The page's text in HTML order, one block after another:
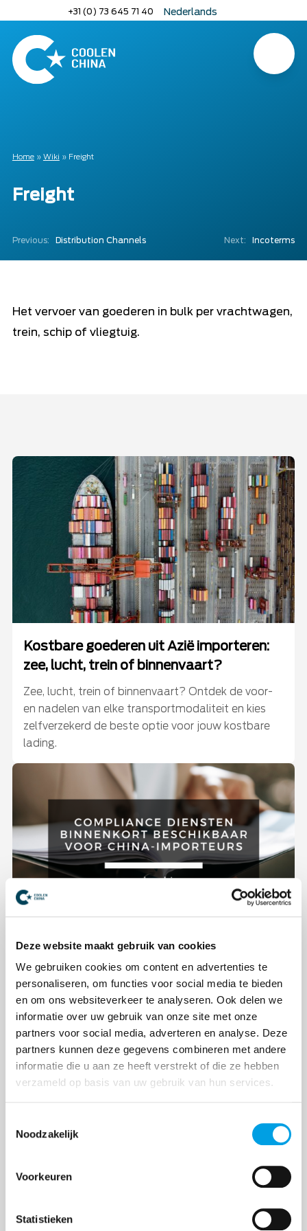
Deze website maakt gebruik van cookies
We gebruiken cookies om content en advertenties te
personaliseren, om functies voor social media te bieden
en om ons websiteverkeer te analyseren. Ook delen we
informatie over uw gebruik van onze site met onze
partners voor social media, adverteren en analyse. Deze
partners kunnen deze gegevens combineren met andere
informatie die u aan ze heeft verstrekt of die ze hebben
verzameld op basis van uw gebruik van hun services.
Noodzakelijk
Voorkeuren
Statistieken
+31 (0) 73 645 71 40
Nederlands
Home Menu
Home» Wiki » Freight
Freight
Previous: Distribution Channels Next: Incoterms
Het vervoer van goederen in bulk per vrachtwagen,
trein, schip of vliegtuig.
Kostbare goederen uit Azië importeren:
zee, lucht, trein of binnenvaart?
Zee, lucht, trein of binnenvaart? Ontdek de voor-
en nadelen van elke transportmodaliteit en kies
zelfverzekerd de beste optie voor jouw kostbare
lading.
Compliance diensten binnenkort
beschikbaar voor China-importeurs
De Europese richtlijnen rondom de veiligheid van
producten worden steeds strenger. Hiermee groeit
de verantwoordelijkheid voor Westerse bedrijven
die producten uit landen zoals China naar Europa
i...